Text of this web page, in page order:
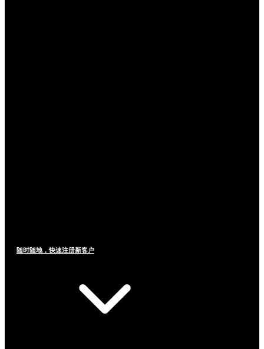
随时随地，快速注册新客户